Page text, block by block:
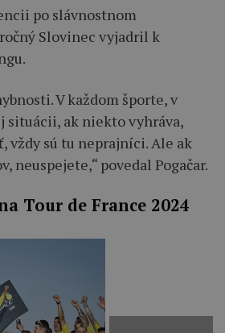
po slávnostnom
Slovinec vyjadril k
V každom športe, v
situácii, ak niekto vyhráva,
vždy sú tu neprajníci. Ale ak
neuspejete,“ povedal Pogačar.
Tour de France 2024